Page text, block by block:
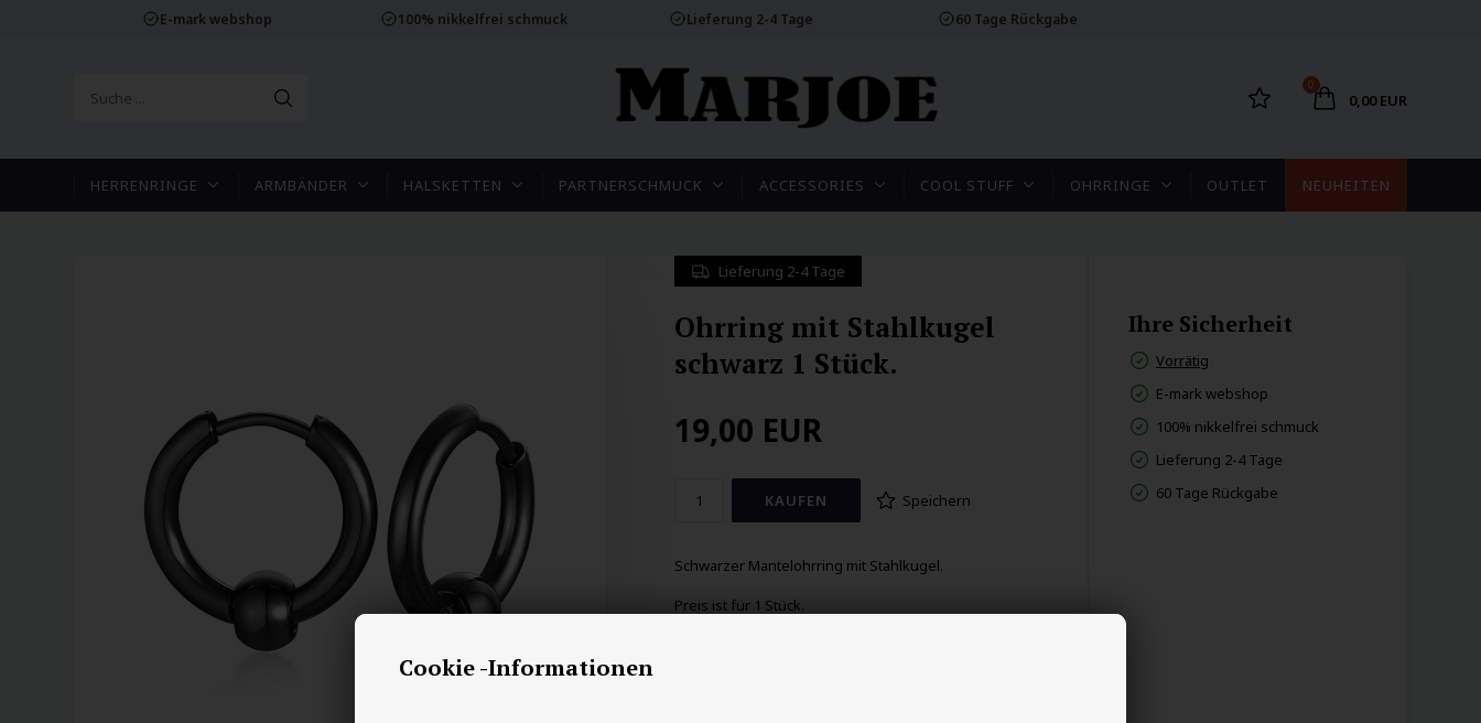
Cookie -Informationen
E-mark webshop 100% nikkelfrei schmuck Lieferung 2-4 Tage 60 Tage Rückgabe
0
0,00 EUR
HERRENRINGE ARMBÄNDER HALSKETTEN PARTNERSCHMUCK ACCESSORIES COOL STUFF OHRRINGE OUTLET NEUHEITEN
Lieferung 2-4 Tage
Ohrring mit Stahlkugel
schwarz 1 Stück.
19,00 EUR
Speichern
Schwarzer Mantelohrring mit Stahlkugel.
Preis ist für 1 Stück.
Ihre Sicherheit
Vorrätig
E-mark webshop
100% nikkelfrei schmuck
Lieferung 2-4 Tage
60 Tage Rückgabe